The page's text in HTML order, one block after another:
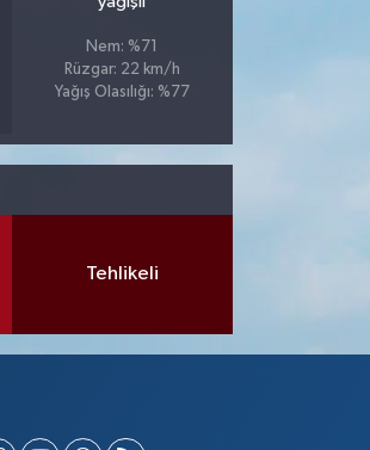
Nem: %71
Rüzgar: 22 km/h
Yağış Olasılığı: %77
Tehlikeli